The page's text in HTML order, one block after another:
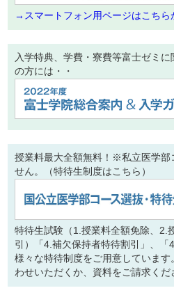
→スマートフォン用ページはこちら
入学特典、学費・寮費等富士ゼミ
の方には・・
授業料最大全額無料！※私立医学部
せん。（特待生制度はこちら）
特待生試験（1.授業料全額免除、2.
引）「4.補欠保持者特待割引」、「
様々な特待制度をご用意していま
わせいただくか、資料をご請求くだ